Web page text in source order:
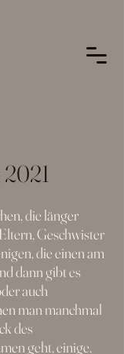
2021
die länger
Geschwister
die einen am
dann gibt es
auch
man manchmal
des
geht, einige,